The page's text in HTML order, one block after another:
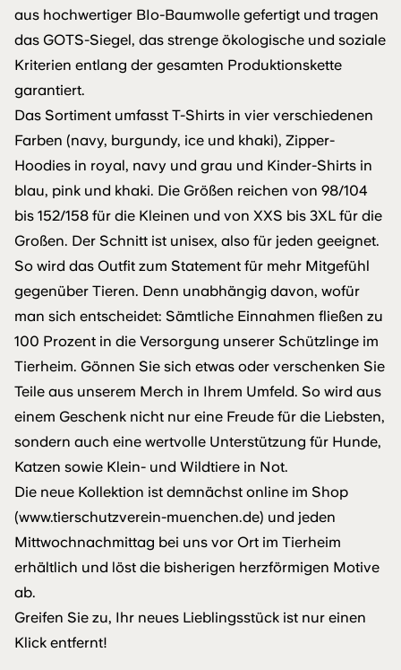
aus hochwertiger BIo-Baumwolle gefertigt und tragen
das GOTS-Siegel, das strenge ökologische und soziale
Kriterien entlang der gesamten Produk­tionskette
garantiert.
Das Sortiment umfasst T-Shirts in vier verschiedenen
Farben (navy, burgundy, ice und khaki), Zipper-
Hoodies in royal, navy und grau und Kinder-Shirts in
blau, pink und khaki. Die Größen reichen von 98/104
bis 152/158 für die Kleinen und von XXS bis 3XL für die
Großen. Der Schnitt ist unisex, also für jeden geeignet.
So wird das Outfit zum Statement für mehr Mitgefühl
gegenüber Tieren. Denn unabhängig davon, wofür
man sich entscheidet: Sämtliche Einnahmen fließen zu
100 Prozent in die Versorgung unserer Schützlinge im
Tierheim. Gönnen Sie sich etwas oder verschenken Sie
Teile aus unserem Merch in Ihrem Umfeld. So wird aus
einem Geschenk nicht nur eine Freude für die Liebsten,
sondern auch eine wertvolle Unterstützung für Hunde,
Katzen sowie Klein- und Wildtiere in Not.
Die neue Kollektion ist demnächst online im Shop
(www.tierschutzverein-muenchen.de) und jeden
Mittwochnachmittag bei uns vor Ort im Tierheim
erhältlich und löst die bisherigen herzförmigen Motive
ab.
Greifen Sie zu, Ihr neues Lieblingsstück ist nur einen
Klick entfernt!